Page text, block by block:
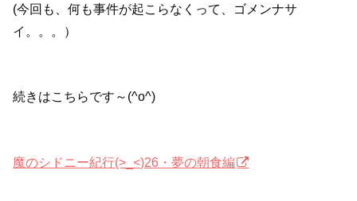
(今回も、何も事件が起こらなくって、ゴメンナサ
イ。。。）
続きはこちらです～(^o^)
魔のシドニー紀行(>_<)26・夢の朝食編